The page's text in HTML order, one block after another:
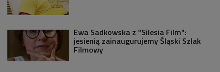
Ewa Sadkowska z "Silesia Film":
jesienią zainaugurujemy Śląski Szlak
Filmowy